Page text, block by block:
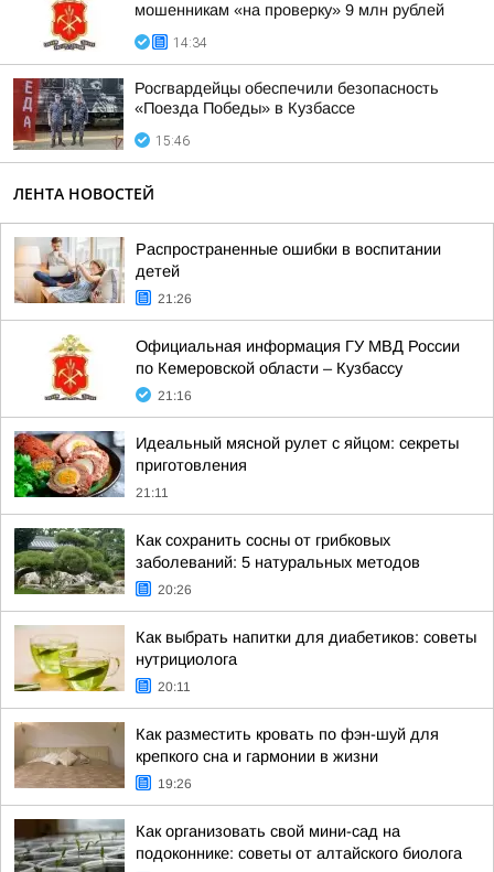
мошенникам «на проверку» 9 млн рублей
14:34
Росгвардейцы обеспечили безопасность
«Поезда Победы» в Кузбассе
15:46
ЛЕНТА НОВОСТЕЙ
Распространенные ошибки в воспитании
детей
21:26
Официальная информация ГУ МВД России
по Кемеровской области – Кузбассу
21:16
Идеальный мясной рулет с яйцом: секреты
приготовления
21:11
Как сохранить сосны от грибковых
заболеваний: 5 натуральных методов
20:26
Как выбрать напитки для диабетиков: советы
нутрициолога
20:11
Как разместить кровать по фэн-шуй для
крепкого сна и гармонии в жизни
19:26
Как организовать свой мини-сад на
подоконнике: советы от алтайского биолога